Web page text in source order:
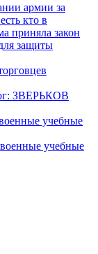
армии за
кто в
приняла закон
защиты
ЗВЕРЬКОВ
учебные
учебные